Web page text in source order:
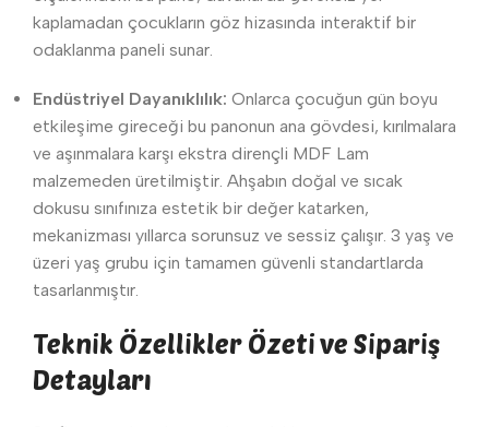
kaplamadan çocukların göz hizasında interaktif bir
odaklanma paneli sunar.
Endüstriyel Dayanıklılık: Onlarca çocuğun gün boyu
etkileşime gireceği bu panonun ana gövdesi, kırılmalara
ve aşınmalara karşı ekstra dirençli MDF Lam
malzemeden üretilmiştir. Ahşabın doğal ve sıcak
dokusu sınıfınıza estetik bir değer katarken,
mekanizması yıllarca sorunsuz ve sessiz çalışır. 3 yaş ve
üzeri yaş grubu için tamamen güvenli standartlarda
tasarlanmıştır.
Teknik Özellikler Özeti ve Sipariş
Detayları